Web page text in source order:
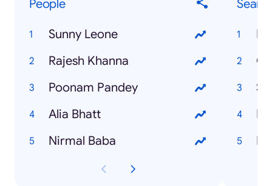
People
Sunny Leone
Rajesh Khanna
Poonam Pandey
Alia Bhatt
Nirmal Baba